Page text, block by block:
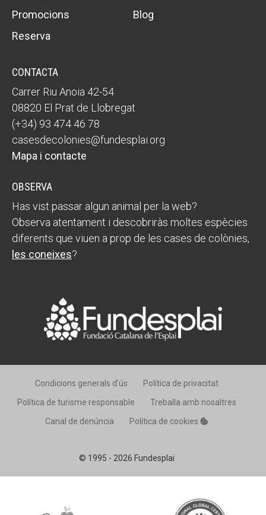
Promocions
Blog
Reserva
CONTACTA
Carrer Riu Anoia 42-54
08820 El Prat de Llobregat
(+34) 93 474 46 78
casesdecolonies@fundesplai.org
Mapa i contacte
OBSERVA
Has vist passar algun animal per la web?
Observa atentament i descobriràs moltes espècies
diferents que viuen a prop de les cases de colònies,
les coneixes?
© 1995 - 2026 Fundesplai
Condicions generals d’ús
Política de privacitat
Política de turisme responsable
Treballa amb nosaltres
Canal de denúncia
Política de cookies